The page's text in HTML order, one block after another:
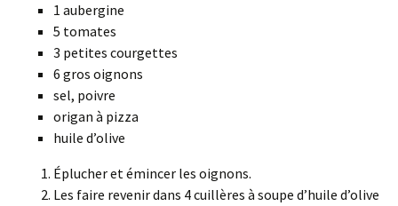
1 aubergine
5 tomates
3 petites courgettes
6 gros oignons
sel, poivre
origan à pizza
huile d’olive
Éplucher et émincer les oignons.
Les faire revenir dans 4 cuillères à soupe d’huile d’olive